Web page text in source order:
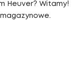
Heuver? Witamy!